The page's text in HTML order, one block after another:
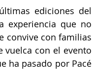
ediciones del
experiencia que no
convive con familias
vuelca con el evento
ha pasado por Pacé